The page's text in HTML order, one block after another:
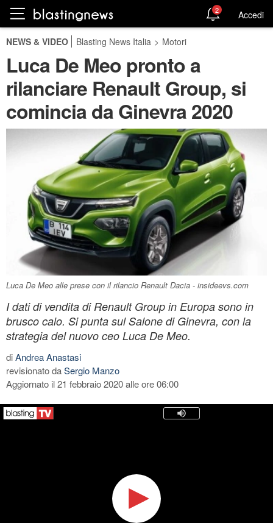
2 Accedi
NEWS & VIDEO Blasting News Italia > Motori
Luca De Meo pronto a
rilanciare Renault Group, si
comincia da Ginevra 2020
Luca De Meo alle prese con il rilancio Renault Dacia - insideevs.com
I dati di vendita di Renault Group in Europa sono in
brusco calo. Si punta sul Salone di Ginevra, con la
strategia del nuovo ceo Luca De Meo.
diAndrea Anastasi
revisionato daSergio Manzo
Aggiornato il 21 febbraio 2020 alle ore 06:00